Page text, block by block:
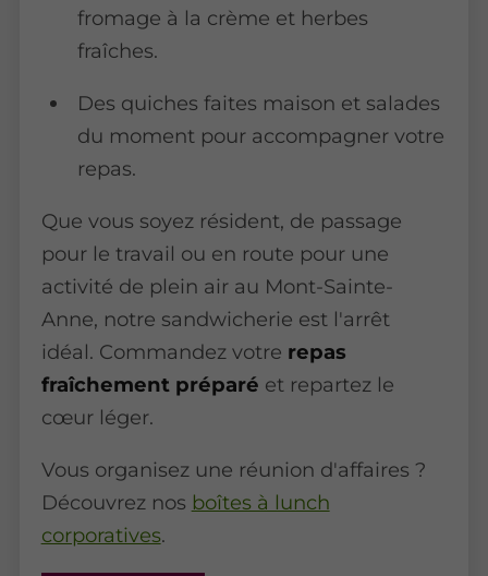
fromage à la crème et herbes
fraîches.
Des quiches faites maison et salades
du moment pour accompagner votre
repas.
Que vous soyez résident, de passage
pour le travail ou en route pour une
activité de plein air au Mont-Sainte-
Anne, notre sandwicherie est l'arrêt
idéal. Commandez votre repas
fraîchement préparé et repartez le
cœur léger.
Vous organisez une réunion d'affaires ?
Découvrez nos boîtes à lunch
corporatives.